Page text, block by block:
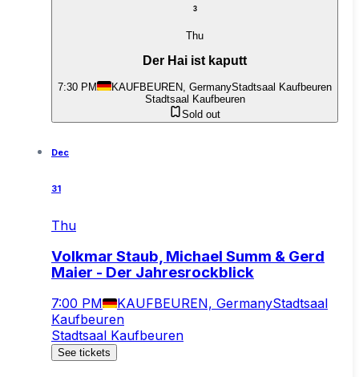
3
Thu
Der Hai ist kaputt
7:30 PM KAUFBEUREN, GermanyStadtsaal Kaufbeuren
Stadtsaal Kaufbeuren
Sold out
Dec
31
Thu
Volkmar Staub, Michael Summ & Gerd
Maier - Der Jahresrockblick
7:00 PM KAUFBEUREN, GermanyStadtsaal
Kaufbeuren
Stadtsaal Kaufbeuren
See tickets